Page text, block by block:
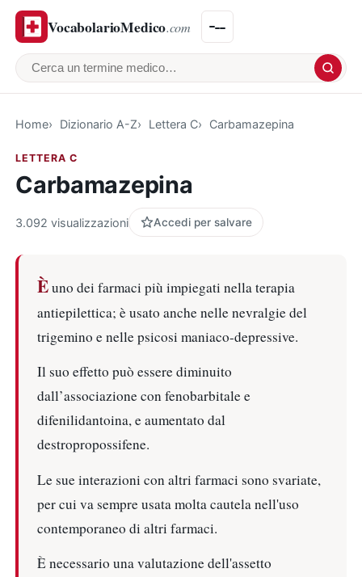
VocabolarioMedico.com
Cerca un termine medico
Home Dizionario A-Z Lettera C Carbamazepina
LETTERA C
Carbamazepina
3.092 visualizzazioni Accedi per salvare
Èuno dei farmaci più impiegati nella terapia
antiepilettica; è usato anche nelle nevralgie del
trigemino e nelle psicosi maniaco-depressive.
Il suo effetto può essere diminuito
dall’associazione con fenobarbitale e
difenilidantoina, e aumentato dal
destropropossifene.
Le sue interazioni con altri farmaci sono svariate,
per cui va sempre usata molta cautela nell'uso
contemporaneo di altri farmaci.
È necessario una valutazione dell'assetto